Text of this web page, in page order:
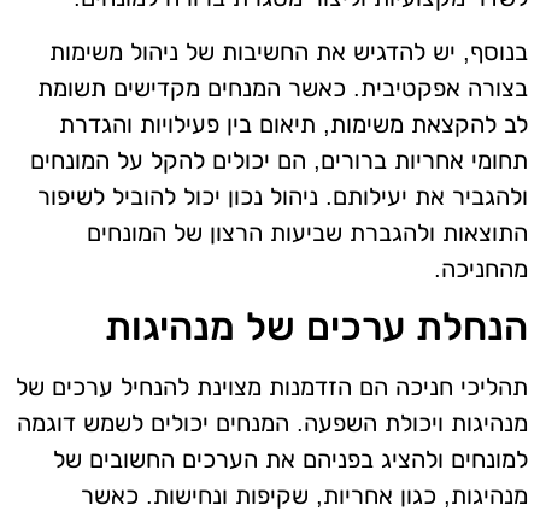
בנוסף, יש להדגיש את החשיבות של ניהול משימות
בצורה אפקטיבית. כאשר המנחים מקדישים תשומת
לב להקצאת משימות, תיאום בין פעילויות והגדרת
תחומי אחריות ברורים, הם יכולים להקל על המונחים
ולהגביר את יעילותם. ניהול נכון יכול להוביל לשיפור
התוצאות ולהגברת שביעות הרצון של המונחים
מהחניכה.
הנחלת ערכים של מנהיגות
תהליכי חניכה הם הזדמנות מצוינת להנחיל ערכים של
מנהיגות ויכולת השפעה. המנחים יכולים לשמש דוגמה
למונחים ולהציג בפניהם את הערכים החשובים של
מנהיגות, כגון אחריות, שקיפות ונחישות. כאשר